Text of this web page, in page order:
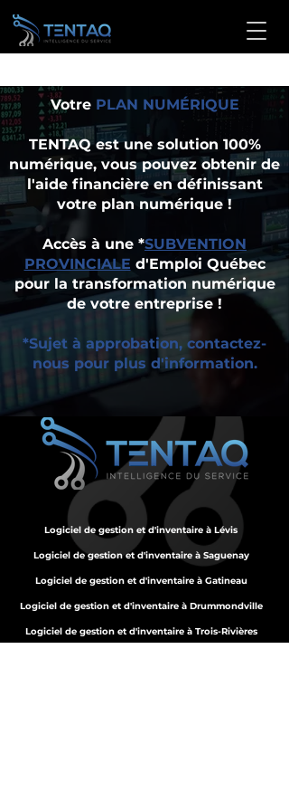
Votre PLAN NUMÉRIQUE
TENTAQ est une solution 100%
numérique, vous pouvez obtenir de
l'aide financière en définissant
votre plan numérique !
Accès à une *SUBVENTION
PROVINCIALE d'Emploi Québec
pour la transformation numérique
de votre entreprise !
*Sujet à approbation, contactez-
nous pour plus d'information.
Logiciel de gestion et d'inventaire à Lévis
Logiciel de gestion et d'inventaire à Saguenay
Logiciel de gestion et d'inventaire à Gatineau
Logiciel de gestion et d'inventaire à Drummondville
Logiciel de gestion et d'inventaire à Trois-Rivières